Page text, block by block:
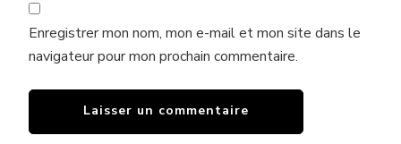
Enregistrer mon nom, mon e-mail et mon site dans le
navigateur pour mon prochain commentaire.